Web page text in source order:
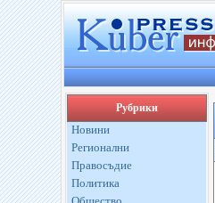
Рубрики
Новини
Регионални
Правосъдие
Политика